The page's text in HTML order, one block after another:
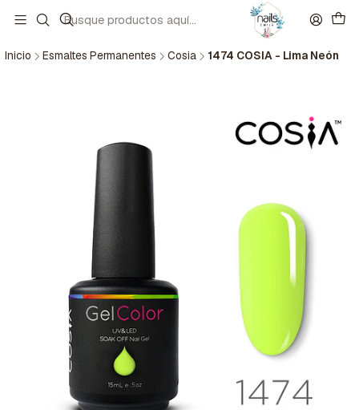
Inicio Esmaltes Permanentes Cosia 1474 COSIA - Lima Neón